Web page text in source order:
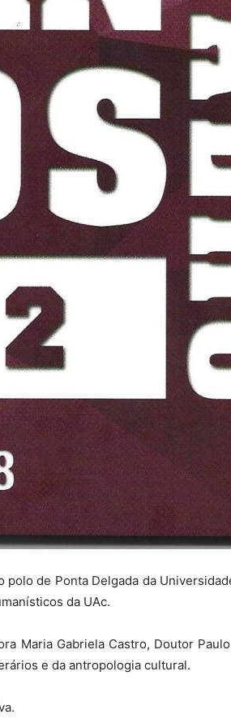
de Ponta Delgada da
da UAc.
Maria Gabriela Castro, Doutor
e da antropologia cultural.